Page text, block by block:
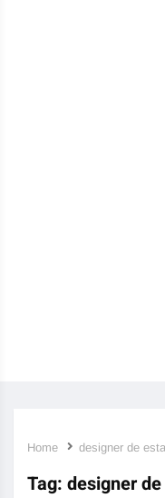
Home designer de
Tag: designer